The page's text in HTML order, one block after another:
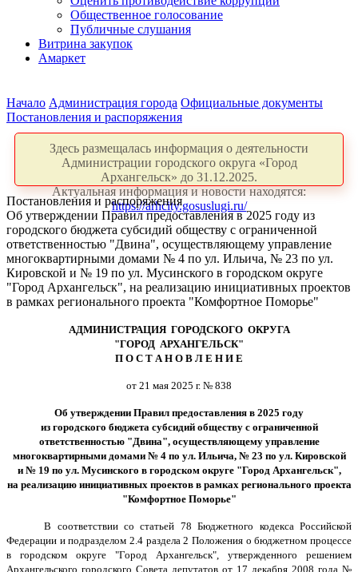
Общественное голосование
Публичные слушания
Витрина закупок
Амаркет
Начало Администрация города Официальные документы
Постановления и распоряжения
Здесь размещалась информация о деятельности
Администрации городского округа «Город
Архангельск» до 31.12.2025.
Актуальная информация и новости находятся:
https://arhcity.gosuslugi.ru/
Постановления и распоряжения
Об утверждении Правил предоставления в 2025 году из
городского бюджета субсидий обществу с ограниченной
ответственностью "Двина", осуществляющему управление
многоквартирными домами № 4 по ул. Ильича, № 23 по ул.
Кировской и № 19 по ул. Мусинского в городском округе
"Город Архангельск", на реализацию инициативных проектов
в рамках регионального проекта "Комфортное Поморье"
АДМИНИСТРАЦИЯ ГОРОДСКОГО ОКРУГА
"ГОРОД АРХАНГЕЛЬСК"
П О С Т А Н О В Л Е Н И Е
от 21 мая 2025 г. № 838
Об утверждении Правил предоставления в 2025 году
из городского бюджета субсидий обществу с ограниченной
ответственностью "Двина", осуществляющему управление
многоквартирными домами № 4 по ул. Ильича, № 23 по ул. Кировской
и № 19 по ул. Мусинского в городском округе "Город Архангельск",
на реализацию инициативных проектов в рамках регионального проекта
"Комфортное Поморье"
В соответствии со статьей 78 Бюджетного кодекса Российской
Федерации и подразделом 2.4 раздела 2 Положения о бюджетном процессе
в городском округе "Город Архангельск", утвержденного решением
Архангельского городского Совета депутатов от 17 декабря 2008 года №